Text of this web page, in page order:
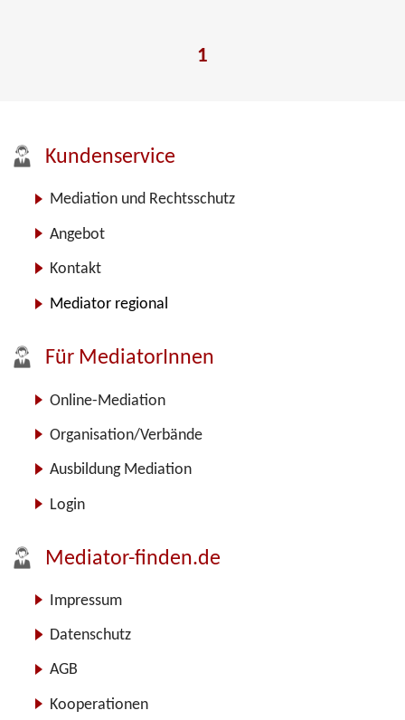
1
Kundenservice
Mediation und Rechtsschutz
Angebot
Kontakt
Mediator regional
Für MediatorInnen
Online-Mediation
Organisation/Verbände
Ausbildung Mediation
Login
Mediator-finden.de
Impressum
Datenschutz
AGB
Kooperationen